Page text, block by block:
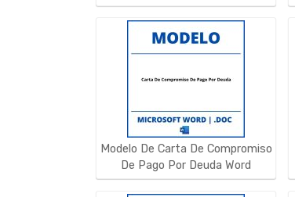
Modelo De Carta De Compromiso
De Pago Por Deuda Word